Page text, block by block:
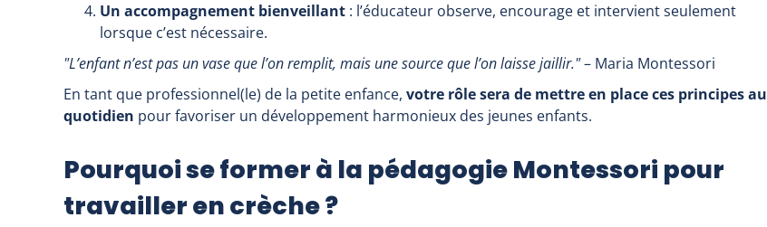
Un accompagnement bienveillant : l’éducateur observe, encourage et intervient seulement
lorsque c’est nécessaire.
"L’enfant n’est pas un vase que l’on remplit, mais une source que l’on laisse jaillir."– Maria Montessori
En tant que professionnel(le) de la petite enfance, votre rôle sera de mettre en place ces principes au
quotidien pour favoriser un développement harmonieux des jeunes enfants.
Pourquoi se former à la pédagogie Montessori pour
travailler en crèche ?